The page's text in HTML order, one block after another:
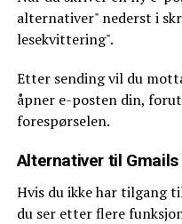
alternativer" nederst i
lesekvittering".
Etter sending vil du
åpner e-posten din,
forespørselen.
Alternativer til
Hvis du ikke har tilgang
du ser etter flere